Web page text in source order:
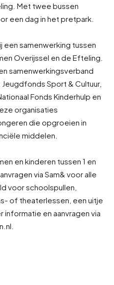
Met twee bussen
een dag in het pretpark.
een samenwerking tussen
Overijssel en de Efteling.
samenwerkingsverband
Sport & Cultuur,
Fonds Kinderhulp en
organisaties
die opgroeien in
middelen.
en kinderen tussen 1 en
via Sam& voor alle
voor schoolspullen,
of theaterlessen, een uitje
en aanvragen via